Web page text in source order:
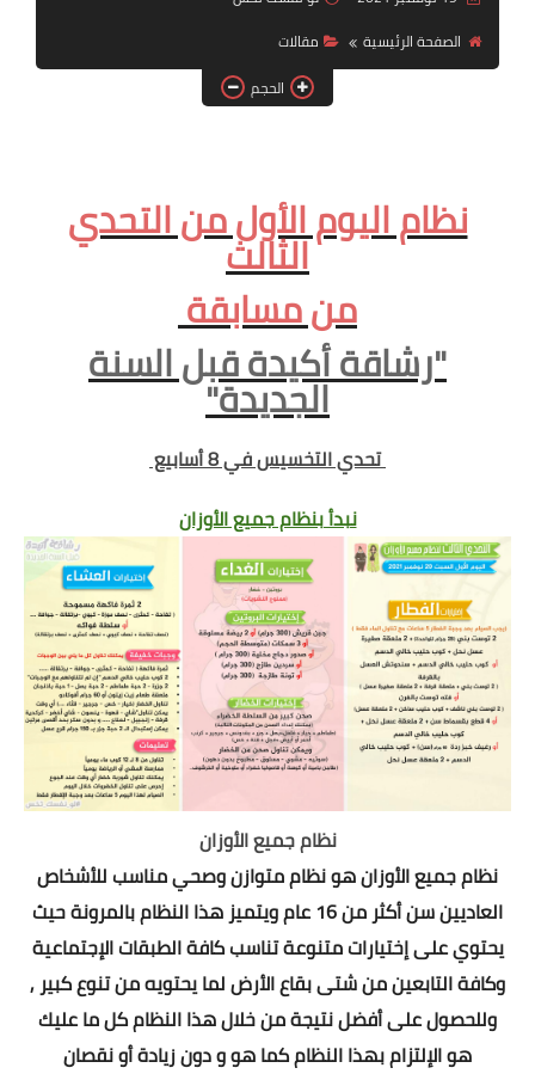
أنظمة شهر رمضان
وصفات الطعام
Diet plan
الصفحة الرئيسية
مقالات
الحجم
نظام اليوم الأول من التحدي
الثالث
من مسابقة
"رشاقة أكيدة قبل السنة
الجديدة"
تحدي التخسيس في 8 أسابيع
نبدأ بنظام جميع الأوزان
نظام جميع الأوزان
نظام جميع الأوزان هو نظام متوازن وصحي مناسب للأشخاص
العاديين سن أكثر من 16 عام ويتميز هذا النظام بالمرونة حيث
يحتوي على إختيارات متنوعة تناسب كافة الطبقات الإجتماعية
وكافة التابعين من شتى بقاع الأرض لما يحتويه من تنوع كبير ,
وللحصول على أفضل نتيجة من خلال هذا النظام كل ما عليك
هو الإلتزام بهذا النظام كما هو و دون زيادة أو نقصان